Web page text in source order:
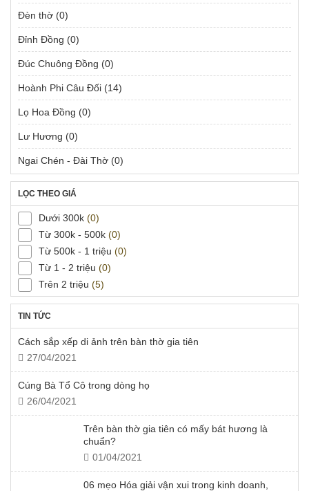
Đèn thờ (0)
Đỉnh Đồng (0)
Đúc Chuông Đồng (0)
Hoành Phi Câu Đối (14)
Lọ Hoa Đồng (0)
Lư Hương (0)
Ngai Chén - Đài Thờ (0)
LỌC THEO GIÁ
Dưới 300k (0)
Từ 300k - 500k (0)
Từ 500k - 1 triệu (0)
Từ 1 - 2 triệu (0)
Trên 2 triệu (5)
TIN TỨC
Cách sắp xếp di ảnh trên bàn thờ gia tiên
27/04/2021
Cúng Bà Tổ Cô trong dòng họ
26/04/2021
Trên bàn thờ gia tiên có mấy bát hương là
chuẩn?
01/04/2021
06 mẹo Hóa giải vận xui trong kinh doanh,